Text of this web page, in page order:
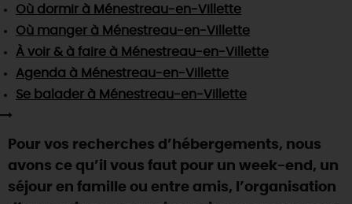
TOUTES LES ACTIVITÉS
Visitesgourmandesetcréatives
Vins etvignobles
Chic, une aire de pique-nique
Par ici les guinguettes
Que rapporter du Loiret ?
TOUT L'ART DE VIVRE
Des vacances auprès des animaux 🐎
(re)Découvrir les coulisses de la Faïencerie de
Expérimenterles parcours Baludik
Rendez-vous de la nature en 2026
Des sorties en famille dans le Loiret !
SE REPÉRER,SE DÉPLACER
INFOS & SERVICES
RÉSERVERMAINTENANT
Où dormir à Ménestreau-en-Villette
Où manger à Ménestreau-en-Villette
À voir & à faire à Ménestreau-en-Villette
Agenda à Ménestreau-en-Villette
Se balader à Ménestreau-en-Villette
Pour vos recherches d’hébergements, nous
avons ce qu’il vous faut pour un week-end, un
séjour en famille ou entre amis, l’organisation